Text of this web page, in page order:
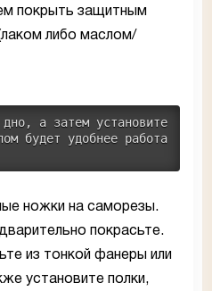
покрыть защитным
либо маслом/
дно, а затем установите
будет удобнее работа
ножки на саморезы.
покрасьте.
из тонкой фанеры или
установите полки,